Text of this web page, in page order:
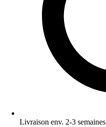
Livraison env. 2-3 semaines